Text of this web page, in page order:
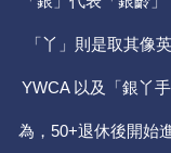
「丫」則是取其像
YWCA 以及「銀丫
為，50+退休後開始